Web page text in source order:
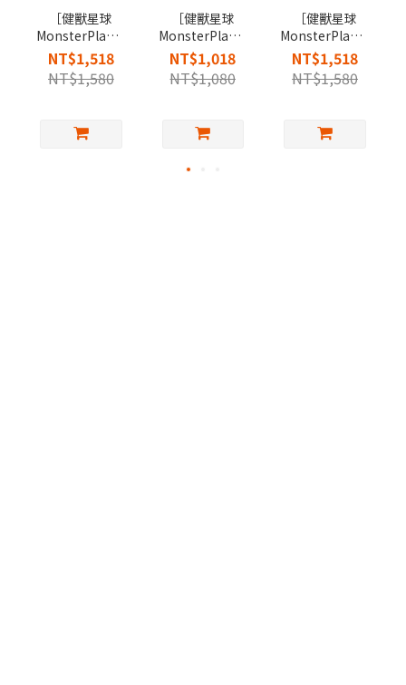
［健獸星球
MonsterPlanet］
E號獸魚油軟膠
囊
NT$1,518
NT$1,580
［健獸星球
MonsterPlanet］
神獸粉包
NT$1,018
NT$1,080
［健獸星球
MonsterPlanet］
甘寧獸膠囊
NT$1,518
NT$1,580